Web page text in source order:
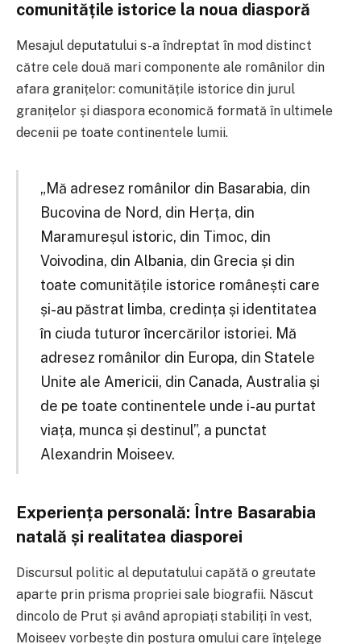
comunitățile istorice la noua diasporă
Mesajul deputatului s-a îndreptat în mod distinct
către cele două mari componente ale românilor din
afara granițelor: comunitățile istorice din jurul
granițelor și diaspora economică formată în ultimele
decenii pe toate continentele lumii.
„Mă adresez românilor din Basarabia, din
Bucovina de Nord, din Herța, din
Maramureșul istoric, din Timoc, din
Voivodina, din Albania, din Grecia și din
toate comunitățile istorice românești care
și-au păstrat limba, credința și identitatea
în ciuda tuturor încercărilor istoriei. Mă
adresez românilor din Europa, din Statele
Unite ale Americii, din Canada, Australia și
de pe toate continentele unde i-au purtat
viața, munca și destinul”, a punctat
Alexandrin Moiseev.
Experiența personală: Între Basarabia
natală și realitatea diasporei
Discursul politic al deputatului capătă o greutate
aparte prin prisma propriei sale biografii. Născut
dincolo de Prut și având apropiați stabiliți în vest,
Moiseev vorbește din postura omului care înțelege